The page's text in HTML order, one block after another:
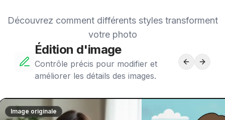
Découvrez comment différents styles transforment
votre photo
Édition d'image
Contrôle précis pour modifier et
améliorer les détails des images.
Image originale